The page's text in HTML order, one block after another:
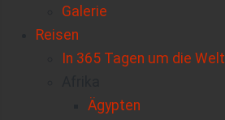
Galerie
Reisen
In 365 Tagen um die Welt
Ägypten